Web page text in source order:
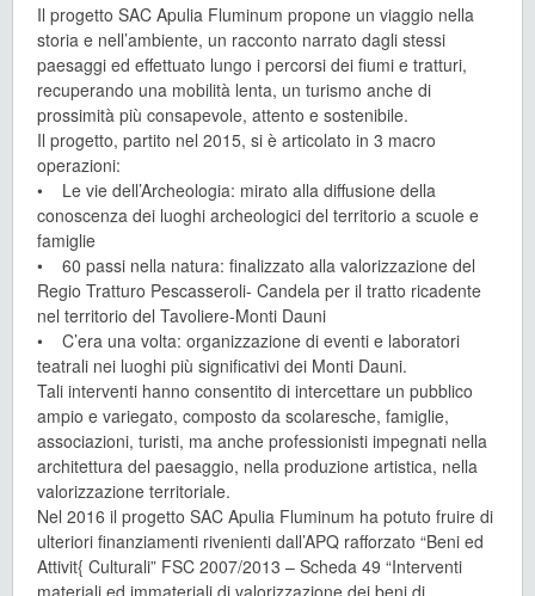
Il progetto SAC Apulia Fluminum propone un viaggio nella
storia e nell’ambiente, un racconto narrato dagli stessi
paesaggi ed effettuato lungo i percorsi dei fiumi e tratturi,
recuperando una mobilità lenta, un turismo anche di
prossimità più consapevole, attento e sostenibile.
Il progetto, partito nel 2015, si è articolato in 3 macro
operazioni:
• Le vie dell’Archeologia: mirato alla diffusione della
conoscenza dei luoghi archeologici del territorio a scuole e
famiglie
• 60 passi nella natura: finalizzato alla valorizzazione del
Regio Tratturo Pescasseroli- Candela per il tratto ricadente
nel territorio del Tavoliere-Monti Dauni
• C’era una volta: organizzazione di eventi e laboratori
teatrali nei luoghi più significativi dei Monti Dauni.
Tali interventi hanno consentito di intercettare un pubblico
ampio e variegato, composto da scolaresche, famiglie,
associazioni, turisti, ma anche professionisti impegnati nella
architettura del paesaggio, nella produzione artistica, nella
valorizzazione territoriale.
Nel 2016 il progetto SAC Apulia Fluminum ha potuto fruire di
ulteriori finanziamenti rivenienti dall’APQ rafforzato “Beni ed
Attivit{ Culturali” FSC 2007/2013 – Scheda 49 “Interventi
materiali ed immateriali di valorizzazione dei beni di